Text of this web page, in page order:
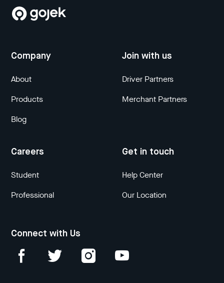
Company
About
Products
Blog
Join with us
Driver Partners
Merchant Partners
Careers
Student
Professional
Get in touch
Help Center
Our Location
Connect with Us